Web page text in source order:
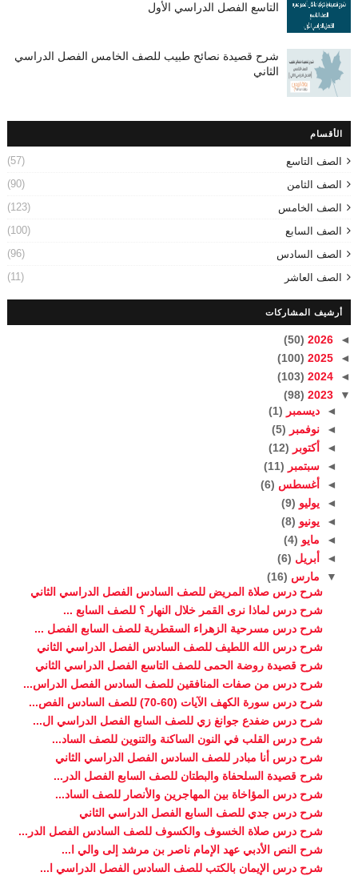
التاسع الفصل الدراسي الأول
شرح قصيدة نصائح طبيب للصف الخامس الفصل الدراسي
الثاني
الأقسام
الصف التاسع
(57)
الصف الثامن
(90)
الصف الخامس
(123)
الصف السابع
(100)
الصف السادس
(96)
الصف العاشر
(11)
أرشيف المشاركات
◄
2026
(50)
◄
2025
(100)
◄
2024
(103)
▼
2023
(98)
◄ ديسمبر (1)
◄ نوفمبر (5)
◄
أكتوبر (12)
◄ سبتمبر (11)
◄
أغسطس (6)
◄ يوليو (9)
◄ يونيو (8)
◄ مايو (4)
◄
أبريل (6)
▼ مارس (16)
شرح درس صلاة المريض للصف السادس الفصل الدراسي الثاني
شرح درس لماذا نرى القمر خلال النهار ؟ للصف السابع ...
شرح درس مسرحية الزهراء السقطرية للصف السابع الفصل ...
شرح درس الله اللطيف للصف السادس الفصل الدراسي الثاني
شرح قصيدة روضة الحمى للصف التاسع الفصل الدراسي الثاني
شرح درس من صفات المنافقين للصف السادس الفصل الدراس...
شرح درس سورة الكهف الآيات (60-70) للصف السادس الفص...
شرح درس ضفدع جوانغ زي للصف السابع الفصل الدراسي ال...
شرح درس القلب في النون الساكنة والتنوين للصف الساد...
شرح درس أنا مبادر للصف السادس الفصل الدراسي الثاني
شرح قصيدة السلحفاة والبطتان للصف السابع الفصل الدر...
شرح درس المؤاخاة بين المهاجرين والأنصار للصف الساد...
شرح درس جدي للصف السابع الفصل الدراسي الثاني
شرح درس صلاة الخسوف والكسوف للصف السادس الفصل الدر...
شرح النص الأدبي عهد الإمام ناصر بن مرشد إلى والي ا...
شرح درس الإيمان بالكتب للصف السادس الفصل الدراسي ا...